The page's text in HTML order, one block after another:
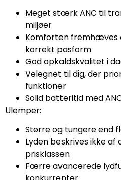
Meget stærk ANC til
miljøer
Komforten fremhæves
korrekt pasform
God opkaldskvalitet i
Velegnet til dig, der
funktioner
Solid batteritid med
Ulemper:
Større og tungere end
Lyden beskrives ikke
prisklassen
Færre avancerede